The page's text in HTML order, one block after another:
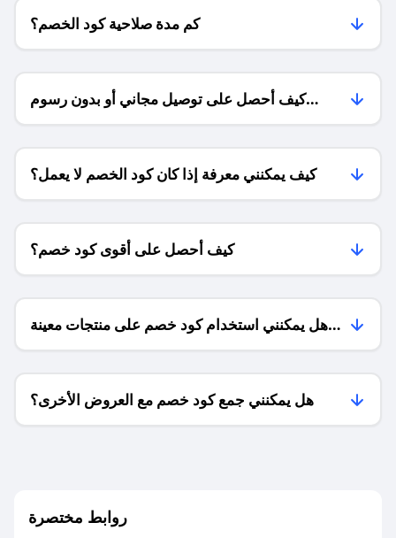
كم مدة صلاحية كود الخصم؟
كيف أحصل على توصيل مجاني أو بدون رسوم
الشحن ؟
كيف يمكنني معرفة إذا كان كود الخصم لا يعمل؟
كيف أحصل على أقوى كود خصم؟
هل يمكنني استخدام كود خصم على منتجات معينة
فقط؟
هل يمكنني جمع كود خصم مع العروض الأخرى؟
روابط مختصرة